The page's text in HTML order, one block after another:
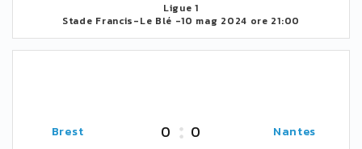
Ligue 1
Stade Francis-Le Blé -10 mag 2024 ore 21:00
Brest 0 0 Nantes